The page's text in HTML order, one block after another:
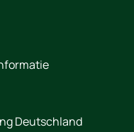
Deutschland